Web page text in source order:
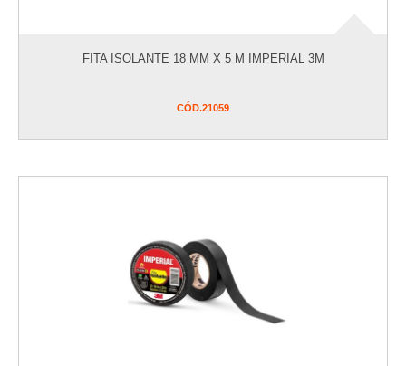
FITA ISOLANTE 18 MM X 5 M IMPERIAL 3M
CÓD.21059